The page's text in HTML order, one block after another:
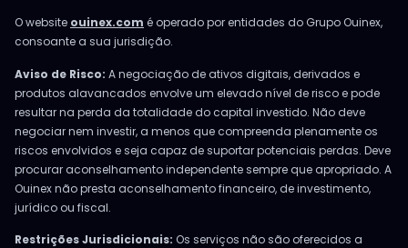
O website ouinex.com é operado por entidades do Grupo Ouinex,
consoante a sua jurisdição.
Aviso de Risco: A negociação de ativos digitais, derivados e
produtos alavancados envolve um elevado nível de risco e pode
resultar na perda da totalidade do capital investido. Não deve
negociar nem investir, a menos que compreenda plenamente os
riscos envolvidos e seja capaz de suportar potenciais perdas. Deve
procurar aconselhamento independente sempre que apropriado. A
Ouinex não presta aconselhamento financeiro, de investimento,
jurídico ou fiscal.
Restrições Jurisdicionais: Os serviços não são oferecidos a